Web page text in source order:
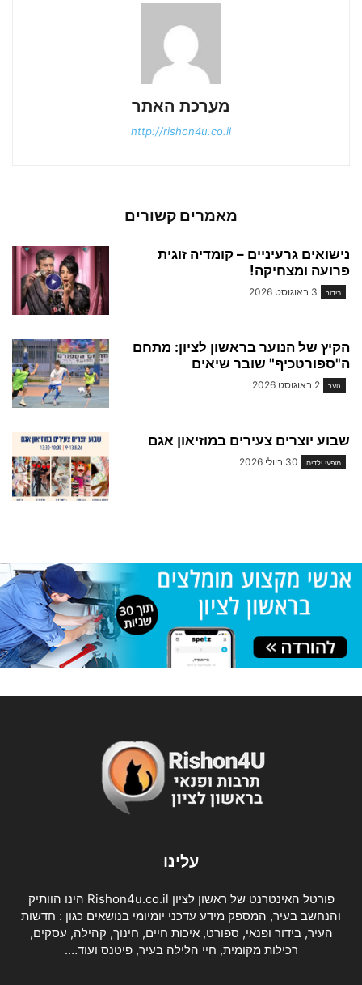
מערכת האתר
http://rishon4u.co.il
מאמרים קשורים
נישואים גרעיניים – קומדיה זוגית
פרועה ומצחיקה!
בידור 3 באוגוסט 2026
הקיץ של הנוער בראשון לציון: מתחם
ה"ספורטכיף" שובר שיאים
נוער 2 באוגוסט 2026
שבוע יוצרים צעירים במוזיאון אגם
מופעי ילדים 30 ביולי 2026
עלינו
פורטל האינטרנט של ראשון לציון Rishon4u.co.il הינו הוותיק
והנחשב בעיר, המספק מידע עדכני יומיומי בנושאים כגון : חדשות
העיר, בידור ופנאי, ספורט, איכות חיים, חינוך, קהילה, עסקים,
רכילות מקומית, חיי הלילה בעיר, פיטנס ועוד….